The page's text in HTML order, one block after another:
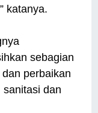
katanya.
sebagian
perbaikan
dan